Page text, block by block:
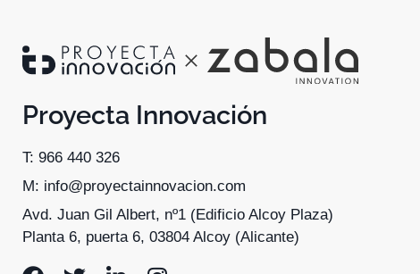
Proyecta Innovación
T: 966 440 326
M: info@proyectainnovacion.com
Avd. Juan Gil Albert, nº1 (Edificio Alcoy Plaza)
Planta 6, puerta 6, 03804 Alcoy (Alicante)